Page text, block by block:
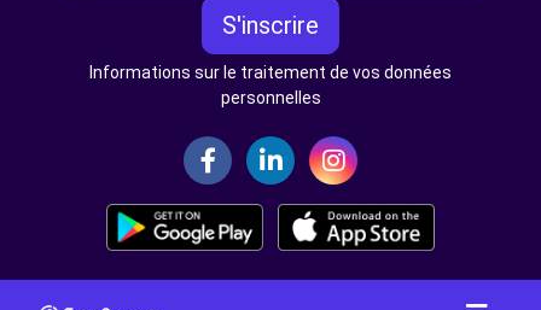
S'inscrire
Informations sur le traitement de vos données
personnelles